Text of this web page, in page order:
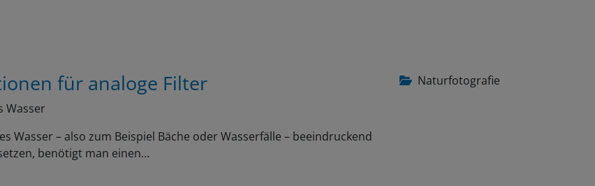
Naturfotografie
für analoge Filter
Wasser – also zum Beispiel Bäche oder Wasserfälle – beeindruckend
benötigt man einen…